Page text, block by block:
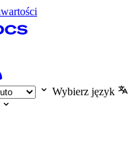
Wybierz język